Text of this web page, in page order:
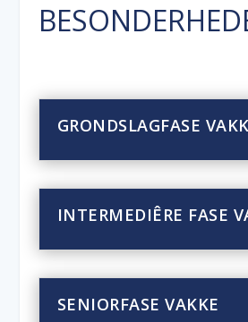
GRONDSLAGFASE
INTERMEDIÊRE FASE
SENIORFASE VAKKE